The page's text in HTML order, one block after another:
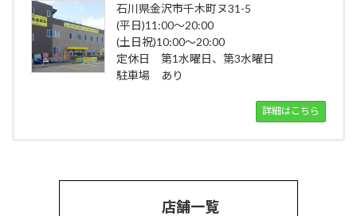
石川県金沢市千木町ヌ31-5
(平日)11:00～20:00
(土日祝)10:00～20:00
定休日 第1水曜日、第3水曜日
駐車場 あり
詳細はこちら
店舗一覧